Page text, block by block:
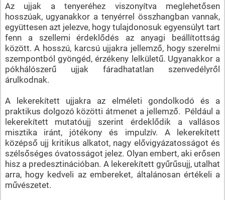
Az ujjak a tenyeréhez viszonyítva meglehetősen
hosszúak, ugyanakkor a tenyérrel összhangban vannak,
együttesen azt jelezve, hogy tulajdonosuk egyensúlyt tart
fenn a szellemi érdeklődés az anyagi beállítottság
között. A hosszú, karcsú ujjakra jellemző, hogy szerelmi
szempontból gyöngéd, érzékeny lelkületű. Ugyanakkor a
pókhálószerű ujjak fáradhatatlan szenvedélyről
árulkodnak.
A lekerekített ujjakra az elméleti gondolkodó és a
praktikus dolgozó közötti átmenet a jellemző. Például a
lekerekített mutatóujj szerint érdeklődik a vallásos
misztika iránt, jótékony és impulzív. A lekerekített
középső ujj kritikus alkatot, nagy elővigyázatosságot és
szélsőséges óvatosságot jelez. Olyan embert, aki erősen
hisz a predesztinációban. A lekerekített gyűrűsujj, utalhat
arra, hogy kedveli az embereket, általánosan értékeli a
művészetet.